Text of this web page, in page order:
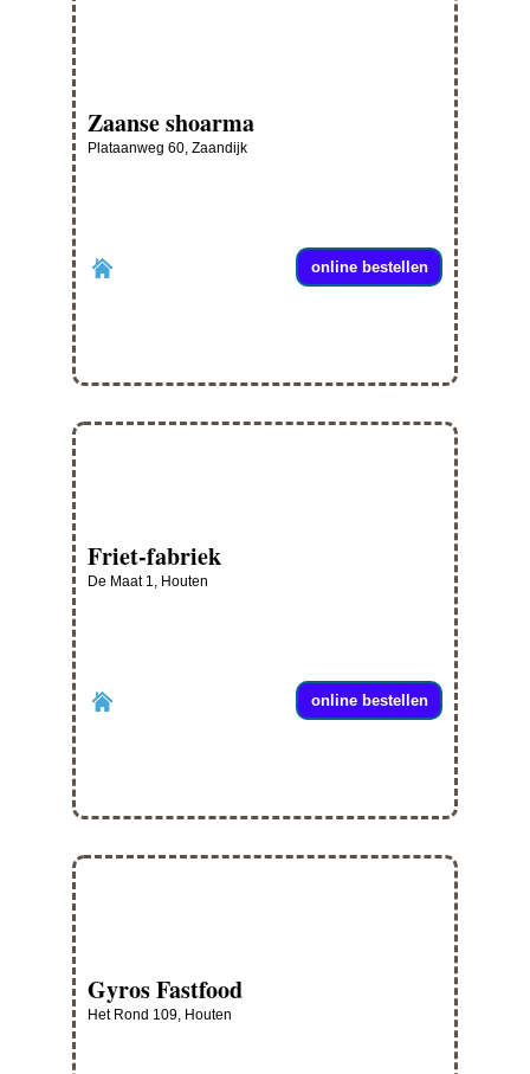
Zaanse shoarma
Plataanweg 60, Zaandijk
online bestellen
Friet-fabriek
De Maat 1, Houten
online bestellen
Gyros Fastfood
Het Rond 109, Houten